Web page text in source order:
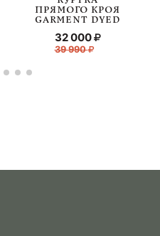
ПРЯМОГО КРОЯ
GARMENT DYED
39 990
32 000